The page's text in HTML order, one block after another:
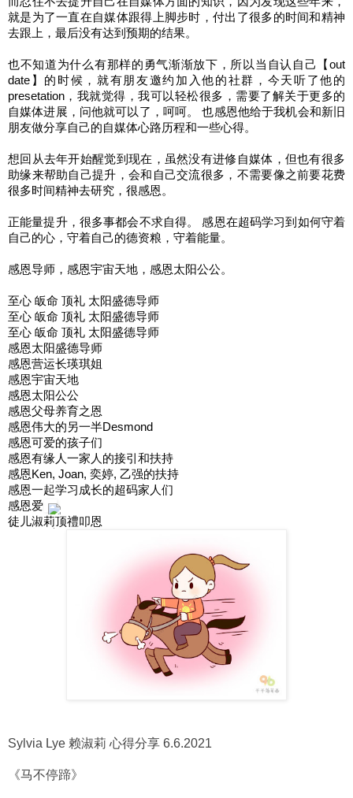
就是为了一直在自媒体跟得上脚步时，付出了很多的时间和精神
去跟上，最后没有达到预期的结果。
也不知道为什么有那样的勇气渐渐放下，所以当自认自己【out
date】的时候，就有朋友邀约加入他的社群，今天听了他的
presetation，我就觉得，我可以轻松很多，需要了解关于更多的
自媒体进展，问他就可以了，呵呵。 也感恩他给于我机会和新旧
朋友做分享自己的自媒体心路历程和一些心得。
想回从去年开始醒觉到现在，虽然没有进修自媒体，但也有很多
助缘来帮助自己提升，会和自己交流很多，不需要像之前要花费
很多时间精神去研究，很感恩。
正能量提升，很多事都会不求自得。 感恩在超码学习到如何守着
自己的心，守着自己的德资粮，守着能量。
感恩导师，感恩宇宙天地，感恩太阳公公。
至心 皈命 顶礼 太阳盛德导师
至心 皈命 顶礼 太阳盛德导师
至心 皈命 顶礼 太阳盛德导师
感恩太阳盛德导师
感恩营运长瑛琪姐
感恩宇宙天地
感恩太阳公公
感恩父母养育之恩
感恩伟大的另一半Desmond
感恩可爱的孩子们
感恩有缘人一家人的接引和扶持
感恩Ken, Joan, 奕婷, 乙强的扶持
感恩一起学习成长的超码家人们
感恩爱
徒儿淑莉顶禮叩恩
Sylvia Lye 赖淑莉 心得分享 6.6.2021
《马不停蹄》